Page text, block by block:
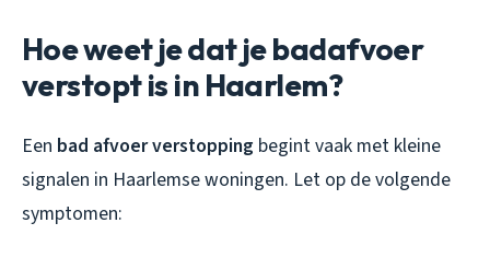
Hoe weet je dat je badafvoer
verstopt is in Haarlem?
Een bad afvoer verstopping begint vaak met kleine
signalen in Haarlemse woningen. Let op de volgende
symptomen: